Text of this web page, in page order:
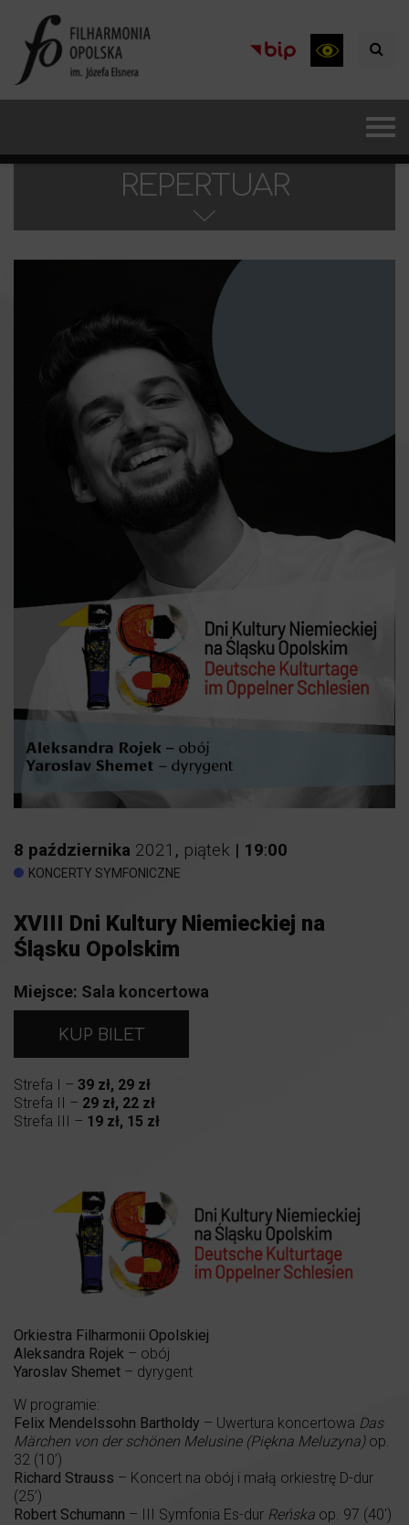
REPERTUAR
8 października 2021 , piątek | 19:00
KONCERTY SYMFONICZNE
XVIII Dni Kultury Niemieckiej na
Śląsku Opolskim
Miejsce: Sala koncertowa
KUP BILET
Strefa I – 39 zł, 29 zł
Strefa II – 29 zł, 22 zł
Strefa III – 19 zł, 15 zł
Orkiestra Filharmonii Opolskiej
Aleksandra Rojek – obój
Yaroslav Shemet – dyrygent
W programie:
Felix Mendelssohn Bartholdy – Uwertura koncertowa Das
Märchen von der schönen Melusine (Piękna Meluzyna)op.
32 (10’)
Richard Strauss – Koncert na obój i małą orkiestrę D-dur
(25’)
Robert Schumann – III Symfonia Es-dur Reńska op. 97 (40′)